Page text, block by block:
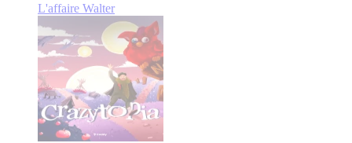
L'affaire Walter